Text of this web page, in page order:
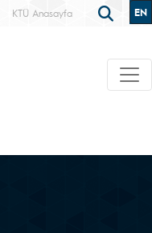
KTÜ Anasayfa EN